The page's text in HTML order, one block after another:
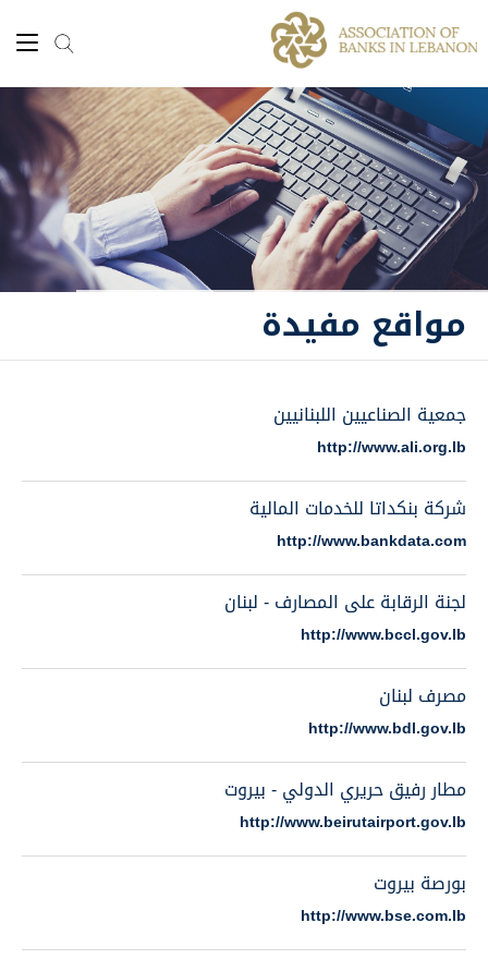
مواقع مفيدة
جمعية الصناعيين اللبنانيين
http://www.ali.org.lb
شركة بنكداتا للخدمات المالية
http://www.bankdata.com
لجنة الرقابة على المصارف - لبنان
http://www.bccl.gov.lb
مصرف لبنان
http://www.bdl.gov.lb
مطار رفيق حريري الدولي - بيروت
http://www.beirutairport.gov.lb
بورصة بيروت
http://www.bse.com.lb